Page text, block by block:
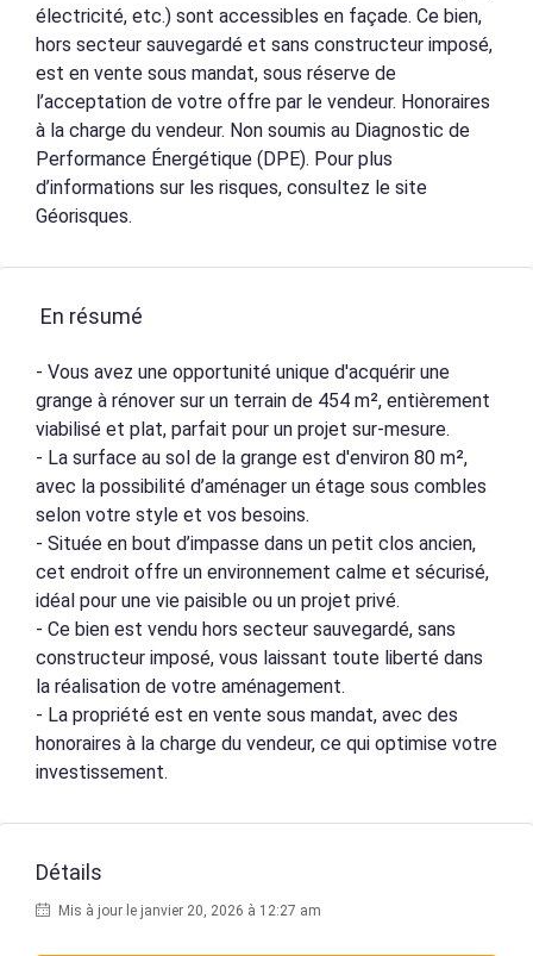
électricité, etc.) sont accessibles en façade. Ce bien,
hors secteur sauvegardé et sans constructeur imposé,
est en vente sous mandat, sous réserve de
l’acceptation de votre offre par le vendeur. Honoraires
à la charge du vendeur. Non soumis au Diagnostic de
Performance Énergétique (DPE). Pour plus
d’informations sur les risques, consultez le site
Géorisques.
En résumé
- Vous avez une opportunité unique d'acquérir une
grange à rénover sur un terrain de 454 m², entièrement
viabilisé et plat, parfait pour un projet sur-mesure.
- La surface au sol de la grange est d'environ 80 m²,
avec la possibilité d’aménager un étage sous combles
selon votre style et vos besoins.
- Située en bout d’impasse dans un petit clos ancien,
cet endroit offre un environnement calme et sécurisé,
idéal pour une vie paisible ou un projet privé.
- Ce bien est vendu hors secteur sauvegardé, sans
constructeur imposé, vous laissant toute liberté dans
la réalisation de votre aménagement.
- La propriété est en vente sous mandat, avec des
honoraires à la charge du vendeur, ce qui optimise votre
investissement.
Détails
Mis à jour le janvier 20, 2026 à 12:27 am